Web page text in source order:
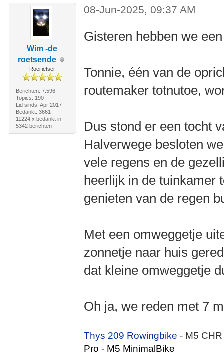
Wim -de
roetsende
Roeifietser
Berichten: 7.596
Topics: 190
Lid sinds: Apr 2017
Bedankt: 3661
11224 x bedankt in
5342 berichten
08-Jun-2025, 09:37 AM
Gisteren hebben we
Tonnie, één van de
routemaker totnutoe,
Dus stond er een tocht
Halverwege besloten
vele regens en de
heerlijk in de tuinkamer
genieten van de regen
Met een omweggetje
zonnetje naar huis
dat kleine omweggetje
Oh ja, we reden met 7
Thys 209 Rowingbike- M5
Pro - M5 MinimalBike